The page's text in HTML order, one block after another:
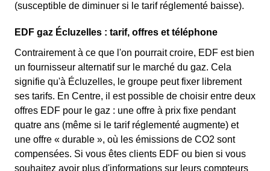
(susceptible de diminuer si le tarif réglementé baisse).
EDF gaz Écluzelles : tarif, offres et téléphone
Contrairement à ce que l'on pourrait croire, EDF est bien
un fournisseur alternatif sur le marché du gaz. Cela
signifie qu'à Écluzelles, le groupe peut fixer librement
ses tarifs. En Centre, il est possible de choisir entre deux
offres EDF pour le gaz : une offre à prix fixe pendant
quatre ans (même si le tarif réglementé augmente) et
une offre « durable », où les émissions de CO2 sont
compensées. Si vous êtes clients EDF ou bien si vous
souhaitez avoir plus d'informations sur leurs compteurs